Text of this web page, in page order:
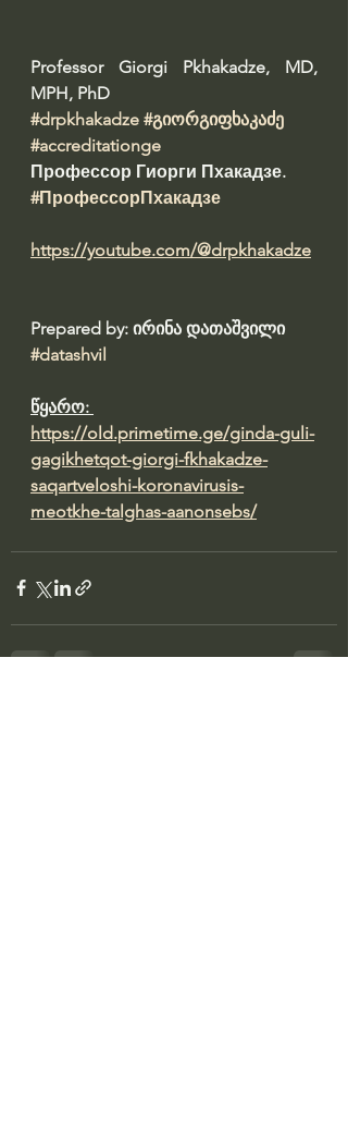
Professor Giorgi Pkhakadze, MD,
MPH, PhD
#drpkhakadze #გიორგიფხაკაძე
#accreditationge
Профессор Гиорги Пхакадзе.
#ПрофессорПхакадзе
https://youtube.com/@drpkhakadze
Prepared by: ირინა დათაშვილი
#datashvil
წყარო:
https://old.primetime.ge/ginda-guli-
gagikhetqot-giorgi-fkhakadze-
saqartveloshi-koronavirusis-
meotkhe-talghas-aanonsebs/